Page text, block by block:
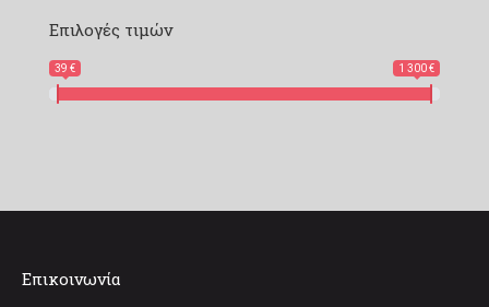
Επιλογές τιμών
39 € 1 300 €
Επικοινωνία